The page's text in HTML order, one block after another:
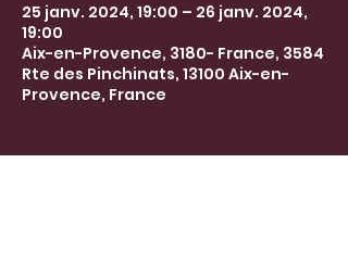
25 janv. 2024, 19:00 – 26 janv. 2024,
19:00
Aix-en-Provence, 3180- France, 3584
Rte des Pinchinats, 13100 Aix-en-
Provence, France